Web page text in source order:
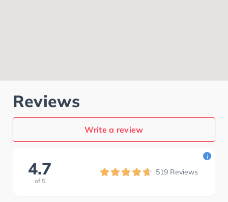
Reviews
Write a review
4.7
of 5
519 Reviews
i